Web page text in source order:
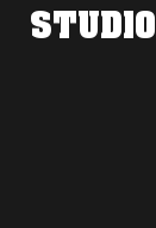
STUDIO